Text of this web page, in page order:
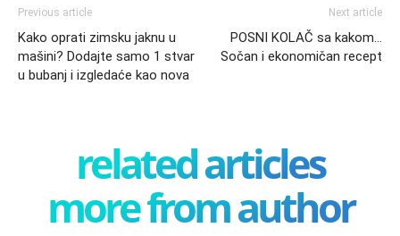
Previous article
Kako oprati zimsku jaknu u
mašini? Dodajte samo 1 stvar
u bubanj i izgledaće kao nova
Next article
POSNI KOLAČ sa kakom…
Sočan i ekonomičan recept
related articles
more from author